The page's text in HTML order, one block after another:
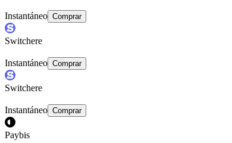
Instantáneo Comprar
Switchere
Instantáneo Comprar
Switchere
Instantáneo Comprar
Paybis